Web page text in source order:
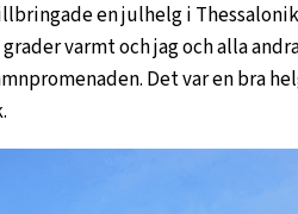
en julhelg i
varmt och jag och alla
Det var en bra